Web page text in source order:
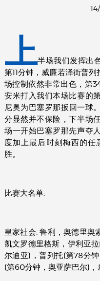
上半场我们发挥出
第11分钟，威廉若泽街普
场控制依然非常出色，第
安米打入我们本场比赛的
尼奥为巴塞罗那扳回一球
分显然并不保险，下半场
场一开始巴塞罗那先声夺
度加上最后时刻梅西的任
胜。
比赛大名单:
皇家社会: 鲁利，奥德里奥
凯文罗德里格斯，伊利亚
尔迪亚)，普列托(第78分
(第60分钟，奥亚萨巴尔)，